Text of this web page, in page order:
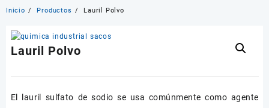
Inicio Productos Lauril Polvo
Lauril Polvo
El lauril sulfato de sodio se usa comúnmente como agente